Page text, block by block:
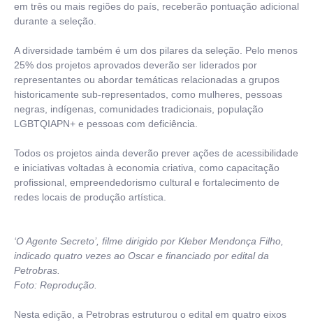
em três ou mais regiões do país, receberão pontuação adicional
durante a seleção.
A diversidade também é um dos pilares da seleção. Pelo menos
25% dos projetos aprovados deverão ser liderados por
representantes ou abordar temáticas relacionadas a grupos
historicamente sub-representados, como mulheres, pessoas
negras, indígenas, comunidades tradicionais, população
LGBTQIAPN+ e pessoas com deficiência.
Todos os projetos ainda deverão prever ações de acessibilidade
e iniciativas voltadas à economia criativa, como capacitação
profissional, empreendedorismo cultural e fortalecimento de
redes locais de produção artística.
‘O Agente Secreto’, filme dirigido por Kleber Mendonça Filho,
indicado quatro vezes ao Oscar e financiado por edital da
Petrobras.
Foto: Reprodução.
Nesta edição, a Petrobras estruturou o edital em quatro eixos